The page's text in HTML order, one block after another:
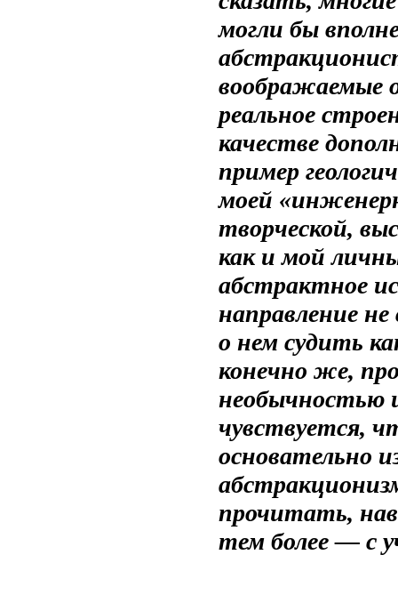
могли бы
воображаемые
реальное
качестве
пример
моей
творческой,
как и мой
абстрактное
направление
о нем судить
конечно же,
необычностью
чувствуется,
основательно
прочитать,
тем более — с